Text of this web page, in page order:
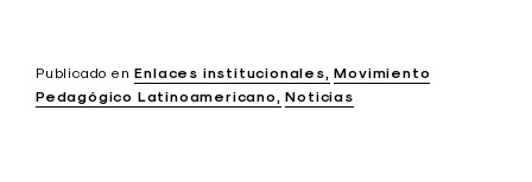
Publicado enEnlaces institucionales Movimiento
Pedagógico Latinoamericano Noticias